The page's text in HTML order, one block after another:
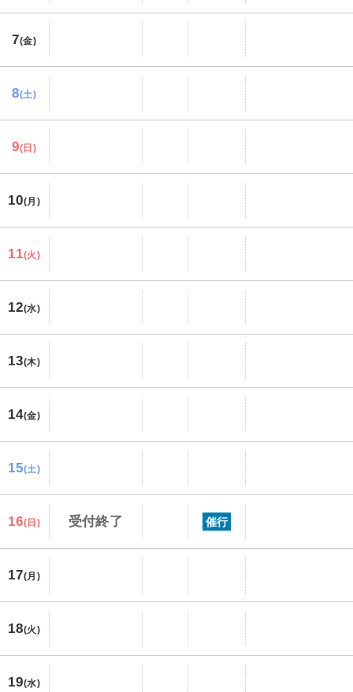
7(金)
8(土)
9(日)
10(月)
11(火)
12(水)
13(木)
14(金)
15(土)
16(日) 受付終了 催行
17(月)
18(火)
19(水)